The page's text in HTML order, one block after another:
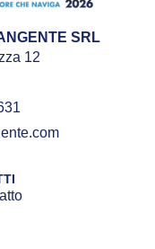
SRL
12